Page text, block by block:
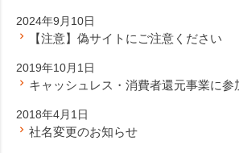
2024年9月10日
【注意】偽サイトにご注意ください
2019年10月1日
キャッシュレス・消費者還元事業に参
2018年4月1日
社名変更のお知らせ